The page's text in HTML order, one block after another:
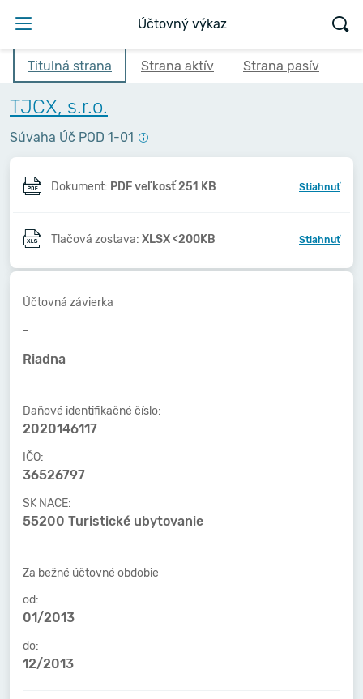
Účtovný výkaz
Titulná strana Strana aktív Strana pasív
TJCX, s.r.o.
Súvaha Úč POD 1-01
Dokument: PDF veľkosť 251 KB Stiahnuť
Tlačová zostava: XLSX <200KB Stiahnuť
Účtovná závierka
-
Riadna
Daňové identifikačné číslo:
2020146117
IČO:
36526797
SK NACE:
55200 Turistické ubytovanie
Za bežné účtovné obdobie
od:
01/2013
do:
12/2013